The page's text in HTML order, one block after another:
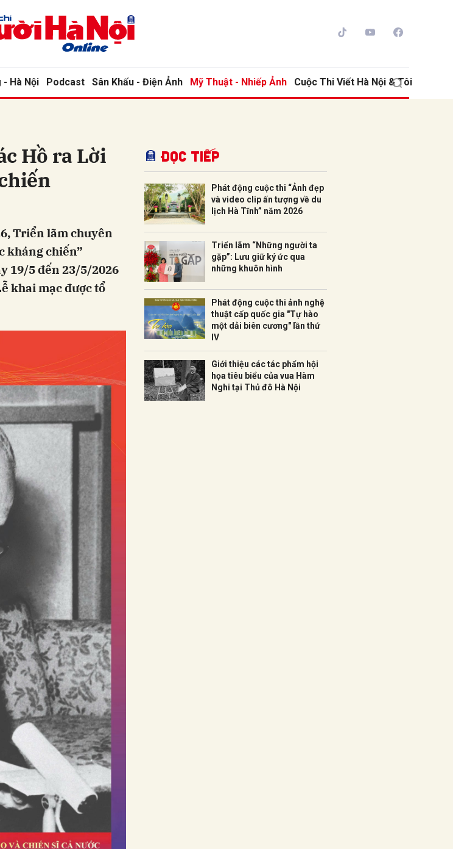
Hà Nội Podcast Sân Khấu - Điện Ảnh Mỹ Thuật - Nhiếp Ảnh Cuộc Thi Viết Hà Nội & Tôi
Hồ ra Lời
Triển lãm chuyên
kháng chiến”
19/5 đến 23/5/2026
khai mạc được tổ
Đọc tiếp
Phát động cuộc thi “Ảnh đẹp
và video clip ấn tượng về du
lịch Hà Tĩnh” năm 2026
Triển lãm “Những người ta
gặp”: Lưu giữ ký ức qua
những khuôn hình
Phát động cuộc thi ảnh nghệ
thuật cấp quốc gia "Tự hào
một dải biên cương" lần thứ
IV
Giới thiệu các tác phẩm hội
họa tiêu biểu của vua Hàm
Nghi tại Thủ đô Hà Nội
Gửi